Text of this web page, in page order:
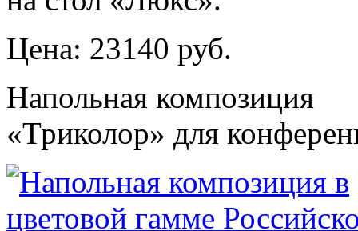
Цена: 23140 руб.
Напольная композиция
«Триколор» для